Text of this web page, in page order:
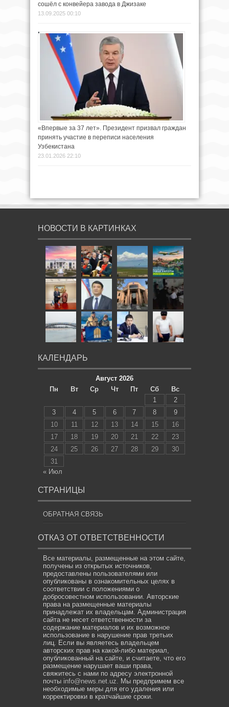
сошёл с конвейера завода в Джизаке
13.09.2025 00:10
«Впервые за 37 лет». Президент призвал граждан
принять участие в переписи населения
Узбекистана
23.01.2026 22:10
НОВОСТИ В КАРТИНКАХ
КАЛЕНДАРЬ
Август 2026
Пн
Вт Ср Чт Пт Сб
Вс
1
2
3
4 5 6 7 8
9
10
11 12 13 14 15
16
17
18 19 20 21 22
23
24
25 26 27 28 29
30
31
« Июл
СТРАНИЦЫ
ОБРАТНАЯ СВЯЗЬ
ОТКАЗ ОТ ОТВЕТСТВЕННОСТИ
Все материалы, размещенные на этом сайте,
получены из открытых источников,
предоставлены пользователями или
опубликованы в ознакомительных целях в
соответствии с положениями о
добросовестном использовании. Авторские
права на размещенные материалы
принадлежат их владельцам. Администрация
сайта не несет ответственности за
содержание материалов и их возможное
использование в нарушение прав третьих
лиц. Если вы являетесь владельцем
авторских прав на какой-либо материал,
опубликованный на сайте, и считаете, что его
размещение нарушает ваши права,
свяжитесь с нами по адресу электронной
почты info@news.net.uz. Мы предпримем все
необходимые меры для его удаления или
корректировки в кратчайшие сроки.